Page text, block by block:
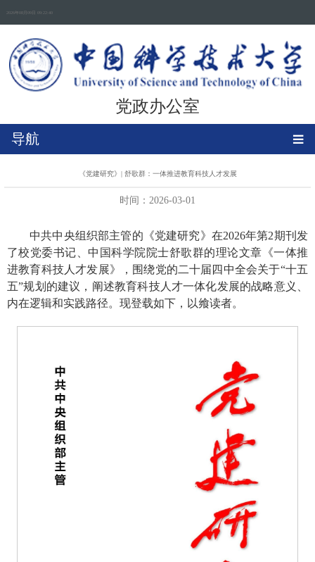
2026年08月09日 09:22:41
党政办公室
导航
《党建研究》| 舒歌群：一体推进教育科技人才发展
时间：2026-03-01
中共中央组织部主管的《党建研究》在2026年第2期刊发
了校党委书记、中国科学院院士舒歌群的理论文章《一体推
进教育科技人才发展》，围绕党的二十届四中全会关于“十五
五”规划的建议，阐述教育科技人才一体化发展的战略意义、
内在逻辑和实践路径。现登载如下，以飨读者。